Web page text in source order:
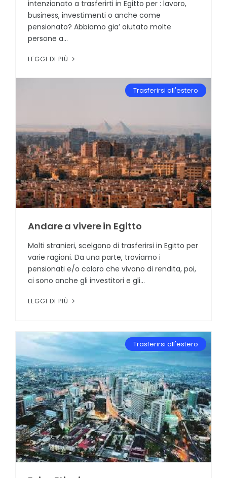
intenzionato a trasferirti in Egitto per : lavoro,
business, investimenti o anche come
pensionato? Abbiamo gia’ aiutato molte
persone a...
LEGGI DI PIÙ
Trasferirsi all'estero
Andare a vivere in Egitto
Molti stranieri, scelgono di trasferirsi in Egitto per
varie ragioni. Da una parte, troviamo i
pensionati e/o coloro che vivono di rendita, poi,
ci sono anche gli investitori e gli...
LEGGI DI PIÙ
Trasferirsi all'estero